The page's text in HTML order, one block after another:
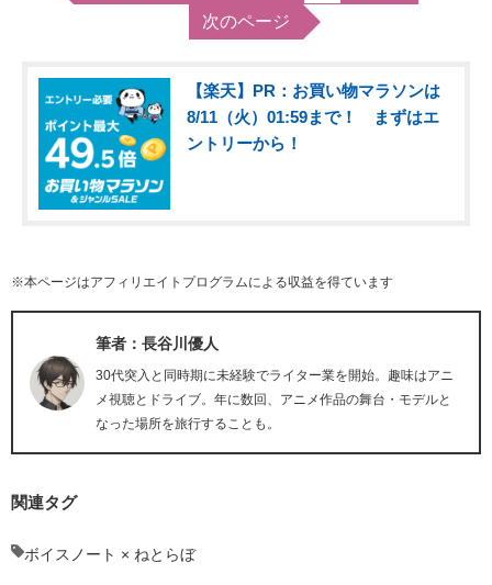
次のページ
【楽天】PR：お買い物マラソンは
8/11（火）01:59まで！ まずはエ
ントリーから！
※本ページはアフィリエイトプログラムによる収益を得ています
筆者：長谷川優人
30代突入と同時期に未経験でライター業を開始。趣味はアニ
メ視聴とドライブ。年に数回、アニメ作品の舞台・モデルと
なった場所を旅行することも。
関連タグ
ボイスノート × ねとらぼ